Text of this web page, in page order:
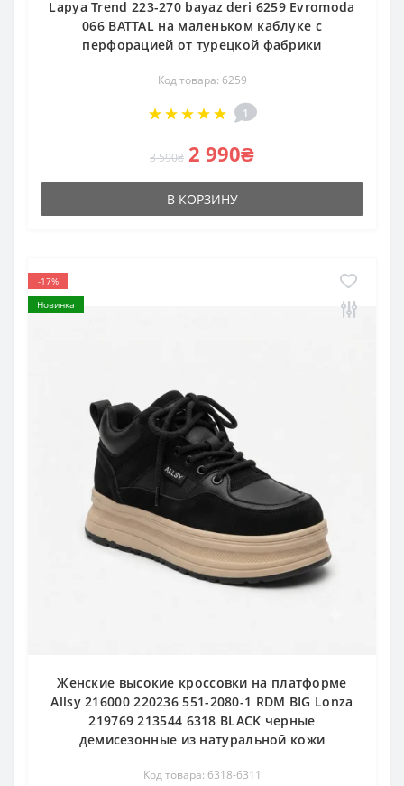
Lapya Trend 223-270 bayaz deri 6259 Evromoda
066 BATTAL на маленьком каблуке с
перфорацией от турецкой фабрики
Код товара: 6259
1
3 590₴ 2 990₴
В КОРЗИНУ
-17%
Новинка
Женские высокие кроссовки на платформе
Allsy 216000 220236 551-2080-1 RDM BIG Lonza
219769 213544 6318 BLACK черные
демисезонные из натуральной кожи
Код товара: 6318-6311